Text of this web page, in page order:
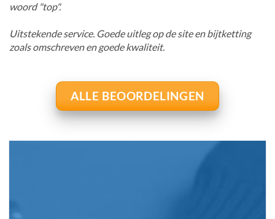
woord "top".
Uitstekende service. Goede uitleg op de site en bijtketting
zoals omschreven en goede kwaliteit.
ALLE BEOORDELINGEN